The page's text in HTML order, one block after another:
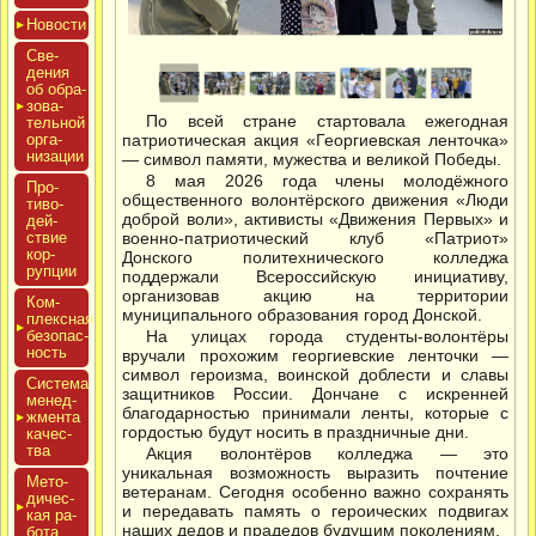
Новос­ти
Све­
дения
об об­ра­
зова­
тель­ной
ор­га­
низа­ции
Про­
тиво­
дей­
ствие
кор­
рупции
Ком­
плексная
бе­зопас­
ность
Сис­те­ма
ме­нед­
жмен­та
ка­чес­
тва
Мето­
дичес­
кая ра­
бота
По всей стране стартовала ежегодная
патриотическая акция «Георгиевская ленточка»
— символ памяти, мужества и великой Победы.
8 мая 2026 года члены молодёжного
общественного волонтёрского движения «Люди
доброй воли», активисты «Движения Первых» и
военно-патриотический клуб «Патриот»
Донского политехнического колледжа
поддержали Всероссийскую инициативу,
организовав акцию на территории
муниципального образования город Донской.
На улицах города студенты-волонтёры
вручали прохожим георгиевские ленточки —
символ героизма, воинской доблести и славы
защитников России. Дончане с искренней
благодарностью принимали ленты, которые с
гордостью будут носить в праздничные дни.
Акция волонтёров колледжа — это
уникальная возможность выразить почтение
ветеранам. Сегодня особенно важно сохранять
и передавать память о героических подвигах
наших дедов и прадедов будущим поколениям.